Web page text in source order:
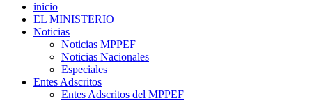
inicio
EL MINISTERIO
Noticias
Noticias MPPEF
Noticias Nacionales
Especiales
Entes Adscritos
Entes Adscritos del MPPEF